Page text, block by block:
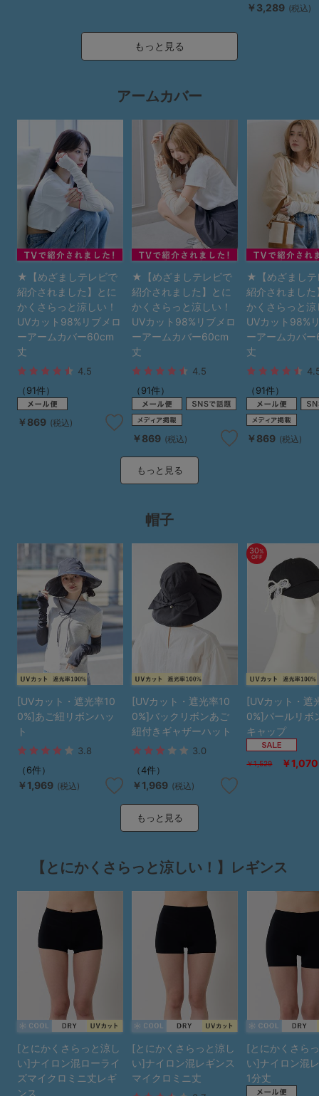
￥3,289 (税込)
もっと見る
アームカバー
★【めざましテレビで
紹介されました】とに
かくさらっと涼しい！
UVカット98%リブメロ
ーアームカバー60cm
丈
4.5
（91件）
￥869 (税込)
★【めざましテレビで
紹介されました】とに
かくさらっと涼しい！
UVカット98%リブメロ
ーアームカバー60cm
丈
4.5
（91件）
￥869 (税込)
★【めざましテ
紹介されました
かくさらっと
UVカット98%
ーアームカバ
丈
（91件）
￥869 (税込)
もっと見る
帽子
[UVカット・遮光率10
0%]あご紐リボンハッ
ト
3.8
（6件）
￥1,969 (税込)
[UVカット・遮光率10
0%]バックリボンあご
紐付きギャザーハット
3.0
（4件）
￥1,969 (税込)
30%
OFF
[UVカット・遮
0%]パールリボ
キャップ
￥1,529 ￥1,070
もっと見る
【とにかくさらっと涼しい！】レギンス
[とにかくさらっと涼し
い]ナイロン混ローライ
ズマイクロミニ丈レギ
ンス
[とにかくさらっと涼し
い]ナイロン混レギンス
マイクロミニ丈
[とにかくさら
い]ナイロン混
1分丈